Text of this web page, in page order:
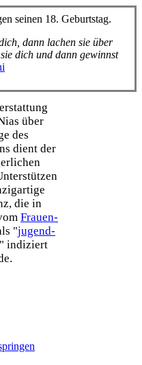
seinen 18. Geburtstag.
dann lachen sie über
dich und dann gewinnst
über
des
dient der
die in
Frauen­
"jugend­
indiziert